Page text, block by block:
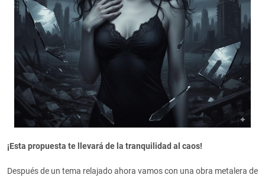
¡Esta propuesta te llevará de la tranquilidad al caos!
Después de un tema relajado ahora vamos con una obra metalera de